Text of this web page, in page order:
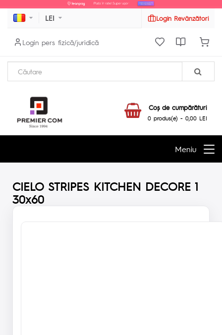
LEI Login Revânzători
Login pers fizică/juridică
Coş de cumpărături
0 produs(e) - 0,00 LEI
Meniu
CIELO STRIPES KITCHEN DECORE 1
30x60